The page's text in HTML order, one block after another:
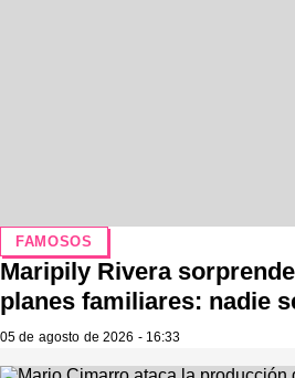
FAMOSOS
Maripily Rivera
planes familiares: nadie
05 de agosto de 2026 - 16:33